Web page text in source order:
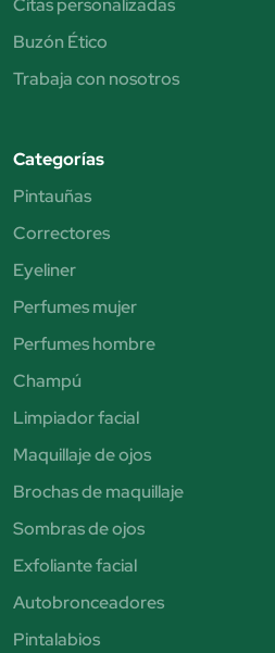
Citas personalizadas
Buzón Ético
Trabaja con nosotros
Categorías
Pintauñas
Correctores
Eyeliner
Perfumes mujer
Perfumes hombre
Champú
Limpiador facial
Maquillaje de ojos
Brochas de maquillaje
Sombras de ojos
Exfoliante facial
Autobronceadores
Pintalabios